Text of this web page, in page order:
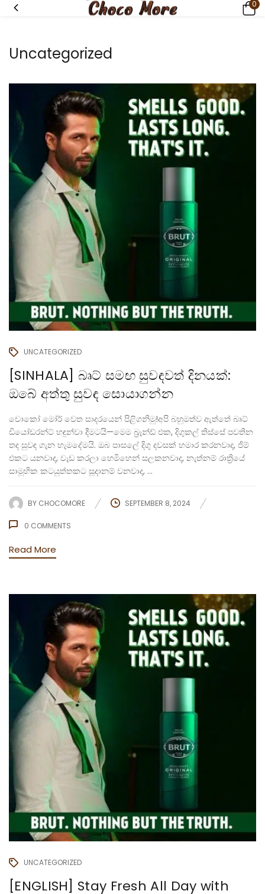
0
Uncategorized
UNCATEGORIZED
[SINHALA] බෘට් සමඟ සුවඳවත් දිනයක්:
ඔබේ අත්තු සුවඳ සොයාගන්න
චොකෝ මෝර් වෙත සාදරයෙන් පිළිගනිමු!අපි බහුමත්ව ඇත්තේ බෘට්
ඩියෝඩරන්ට් හඳුන්වා දීමටයි—මෙම බ්‍රෑන්ඩ් එක, දිගුකල් තිස්සේ පවතින
තද සුවඳ ගැන හැමදේමයි. ඔබ පාසලේ දිගු දවසක් හමාර කරනවාද, ජිම්
එකට යනවාද, වැඩ කරලා හෙමිහෙන් සලකනවාද, නැත්නම් රාත්‍රියේ
සාමූහික කටයුත්තකට සූදානම් වනවාද, ...
BY CHOCOMORE SEPTEMBER 8, 2024
0 COMMENTS
Read More
UNCATEGORIZED
[ENGLISH] Stay Fresh All Day with